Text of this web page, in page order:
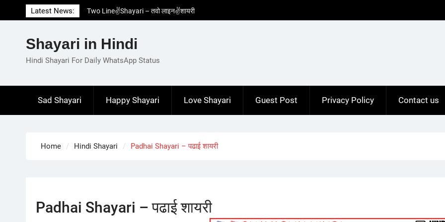
to
Latest News:
Two Line✌️Shayari – तवो लाइन✌️शायरी
Love😓Lines In Hindi – लव😓लाइन्स इन हिंदी
Love🥳Poetry In Hindi – लव🥳पोएट्री इन हिंदी
1 Line☝️Shayari In Hindi – १ लाइन☝️शायरी इन
Shayari in Hindi
Hindi Shayari For Daily WhatsApp Status
Sad Shayari Happy Shayari Love Shayari Guest Post Privacy Policy Contact us
Home Hindi Shayari Padhai Shayari – पढाई शायरी
Padhai Shayari – पढाई शायरी